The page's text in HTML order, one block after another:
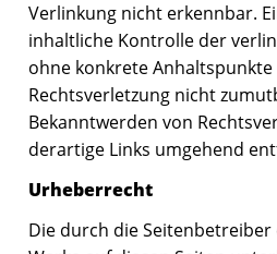
Verlinkung nicht erkennbar.
inhaltliche Kontrolle der
ohne konkrete
Rechtsverletzung nicht
Bekanntwerden von
derartige Links umgehend
Urheberrecht
Die durch die